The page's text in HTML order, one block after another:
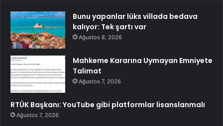
Bunu yapanlar lüks villada bedava
kalıyor: Tek şartı var
Ağustos 8, 2026
Mahkeme Kararına Uymayan Emniyete
Talimat
Ağustos 7, 2026
RTÜK Başkanı: YouTube gibi platformlar lisanslanmalı
Ağustos 7, 2026